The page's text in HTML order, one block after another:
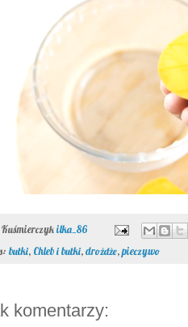
ilka_86
bułki, Chleb i bułki,drożdże,pieczywo
komentarzy: